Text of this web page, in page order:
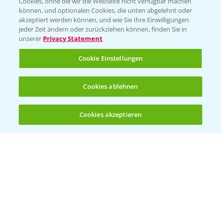
(noch 4)
PRE - Chemikalien sicher entsorgen
Sammelstellen und Termine
Kontakt & Notfall
Beratung auf WhatsApp
+49 (0)174 346 564 1
können, und optionalen Cookies, die unten abgelehnt oder
akzeptiert werden können, und wie Sie Ihre Einwilligungen
jeder Zeit ändern oder zurückziehen können, finden Sie in
unserer Privacy Statement
Cookie Einstellungen
Cookies ablehnen
Cookies akzeptieren